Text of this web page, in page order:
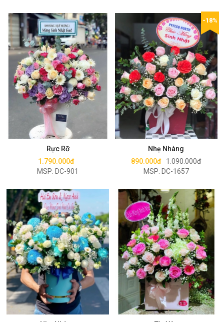
Rực Rỡ
1.790.000đ
MSP: DC-901
Mua ngay
Nhẹ Nhàng
890.000đ 1.090.000đ
MSP: DC-1657
-18%
Mua ngay
Mua ngay Mua ngay